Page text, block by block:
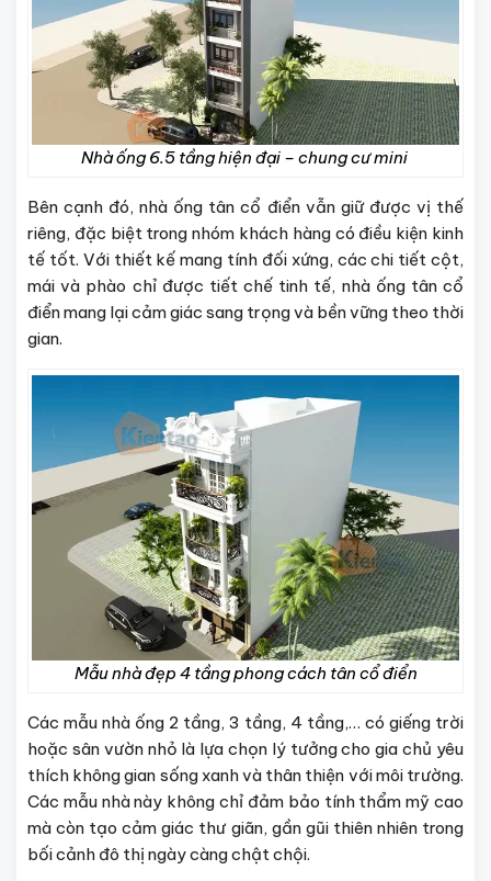
Nhà ống 6.5 tầng hiện đại – chung cư mini
Bên cạnh đó, nhà ống tân cổ điển vẫn giữ được vị thế
riêng, đặc biệt trong nhóm khách hàng có điều kiện kinh
tế tốt. Với thiết kế mang tính đối xứng, các chi tiết cột,
mái và phào chỉ được tiết chế tinh tế, nhà ống tân cổ
điển mang lại cảm giác sang trọng và bền vững theo thời
gian.
Mẫu nhà đẹp 4 tầng phong cách tân cổ điển
Các mẫu nhà ống 2 tầng, 3 tầng, 4 tầng,… có giếng trời
hoặc sân vườn nhỏ là lựa chọn lý tưởng cho gia chủ yêu
thích không gian sống xanh và thân thiện với môi trường.
Các mẫu nhà này không chỉ đảm bảo tính thẩm mỹ cao
mà còn tạo cảm giác thư giãn, gần gũi thiên nhiên trong
bối cảnh đô thị ngày càng chật chội.